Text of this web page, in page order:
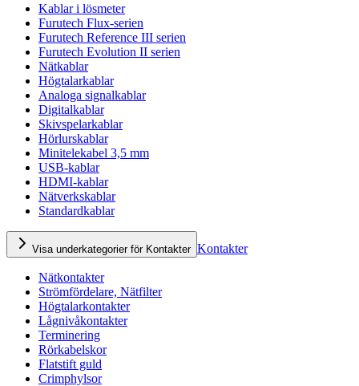
Kablar i lösmeter
Furutech Flux-serien
Furutech Reference III serien
Furutech Evolution II serien
Nätkablar
Högtalarkablar
Analoga signalkablar
Digitalkablar
Skivspelarkablar
Hörlurskablar
Minitelekabel 3,5 mm
USB-kablar
HDMI-kablar
Nätverkskablar
Standardkablar
Visa underkategorier för Kontakter Kontakter
Nätkontakter
Strömfördelare, Nätfilter
Högtalarkontakter
Lågnivåkontakter
Terminering
Rörkabelskor
Flatstift guld
Crimphylsor